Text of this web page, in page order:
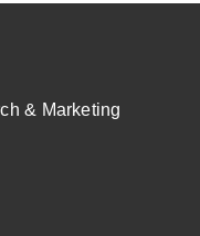
& Marketing